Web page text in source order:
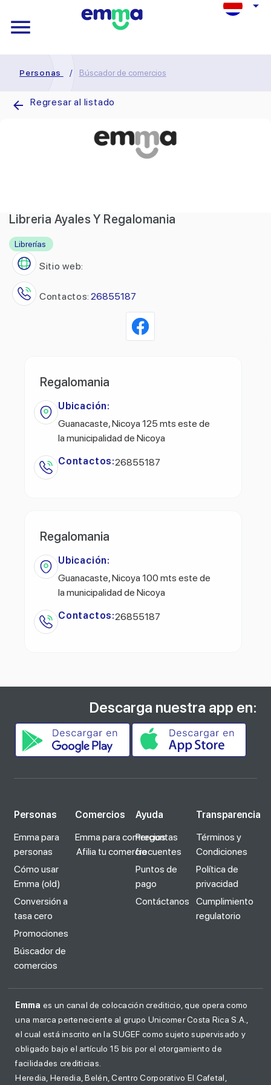
Personas / Búscador de comercios
Regresar al listado
Libreria Ayales Y Regalomania
Librerías
Sitio web:
Contactos: 26855187
Regalomania
Ubicación:
Guanacaste, Nicoya 125 mts este de
la municipalidad de Nicoya
Contactos:26855187
Regalomania
Ubicación:
Guanacaste, Nicoya 100 mts este de
la municipalidad de Nicoya
Contactos:26855187
Descarga nuestra app en:
Personas
Emma para
personas
Cómo usar
Emma (old)
Conversión a
tasa cero
Promociones
Búscador de
comercios
Comercios
Emma para comercios
Afilia tu comercio
Ayuda
Preguntas
frecuentes
Puntos de
pago
Contáctanos
Transparencia
Términos y
Condiciones
Política de
privacidad
Cumplimiento
regulatorio
Emma es un canal de colocación crediticio, que opera como
una marca perteneciente al grupo Unicomer Costa Rica S.A.,
el cual está inscrito en la SUGEF como sujeto supervisado y
obligado bajo el artículo 15 bis por el otorgamiento de
facilidades crediticias.
Heredia, Heredia, Belén, Centro Corporativo El Cafetal,